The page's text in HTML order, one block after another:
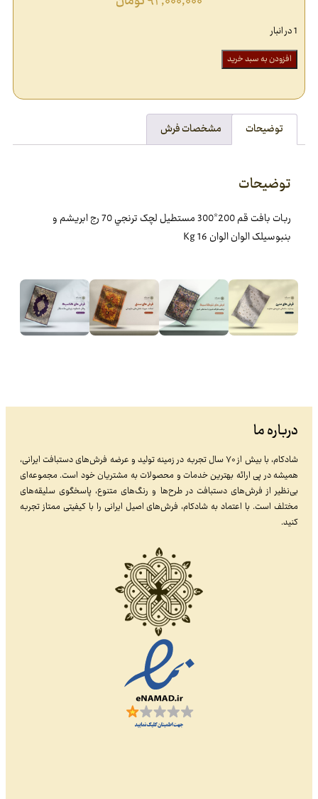
1 در انبار
افزودن به سبد خرید
توضیحات مشخصات فرش
توضیحات
ربات بافت قم 200*300 مستطيل لچک ترنجي 70 رج ابريشم و
بنبوسيلک الوان الوان 16 Kg
درباره ما
شادکام، با بیش از ۷۰ سال تجربه در زمینه تولید و عرضه فرش‌های دستبافت ایرانی،
همیشه در پی ارائه بهترین خدمات و محصولات به مشتریان خود است. مجموعه‌ای
بی‌نظیر از فرش‌های دستبافت در طرح‌ها و رنگ‌های متنوع، پاسخگوی سلیقه‌های
مختلف است. با اعتماد به شادکام، فرش‌های اصیل ایرانی را با کیفیتی ممتاز تجربه
کنید.